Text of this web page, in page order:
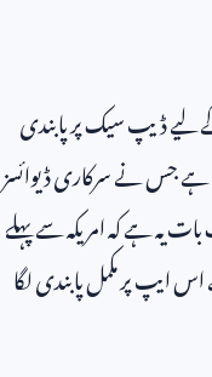
لیے ڈیپ سیک پر پابندی
جس نے سرکاری ڈیوائسز
یہ ہے کہ امریکہ سے پہلے
اس ایپ پر مکمل پابندی لگا